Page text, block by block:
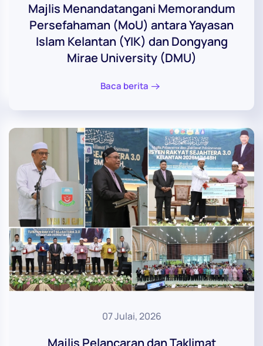
Majlis Menandatangani Memorandum
Persefahaman (MoU) antara Yayasan
Islam Kelantan (YIK) dan Dongyang
Mirae University (DMU)
Baca berita
07 Julai, 2026
Majlis Pelancaran dan Taklimat